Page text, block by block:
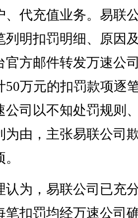
、代充值业务。易联
列明扣罚明细、原因
官方邮件转发万速公
50万元的扣罚款项逐
公司以不知处罚规则
为由，主张易联公司
为，易联公司已充
笔扣罚均经万速公司